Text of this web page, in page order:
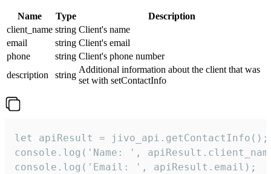
Name Type
Description
client_name string Client's name
email
string Client's email
phone
string Client's phone number
description
string
Additional information about the client that was
set with setContactInfo
let apiResult = jivo_api.getContactInfo();
console.log('Name: ',
console.log('Email: ', apiResult.email);